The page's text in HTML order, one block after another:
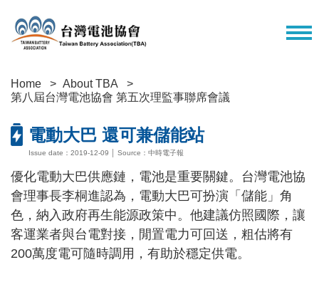
Home
About TBA
第八屆台灣電池協會 第五次理監事聯席會議
電動大巴 還可兼儲能站
Issue date：2019-12-09 │ Source：中時電子報
優化電動大巴供應鏈，電池是重要關鍵。台灣電池協
會理事長李桐進認為，電動大巴可扮演「儲能」角
色，納入政府再生能源政策中。他建議仿照國際，讓
客運業者與台電對接，閒置電力可回送，粗估將有
200萬度電可隨時調用，有助於穩定供電。